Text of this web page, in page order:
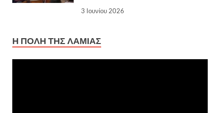
3 Ιουνίου 2026
Η ΠΌΛΗ ΤΗΣ ΛΑΜΊΑΣ